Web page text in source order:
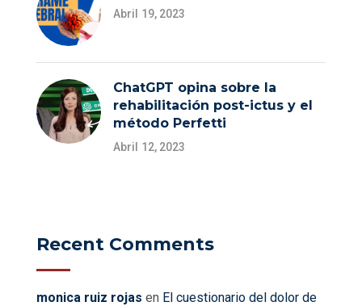
Abril 19, 2023
ChatGPT opina sobre la
rehabilitación post-ictus y el
método Perfetti
Abril 12, 2023
Recent Comments
monica ruiz rojas en El cuestionario del dolor de